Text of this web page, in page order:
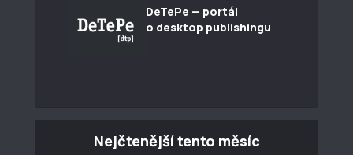
DeTePe — portál
o desktop publishingu
Nejčtenější tento měsíc